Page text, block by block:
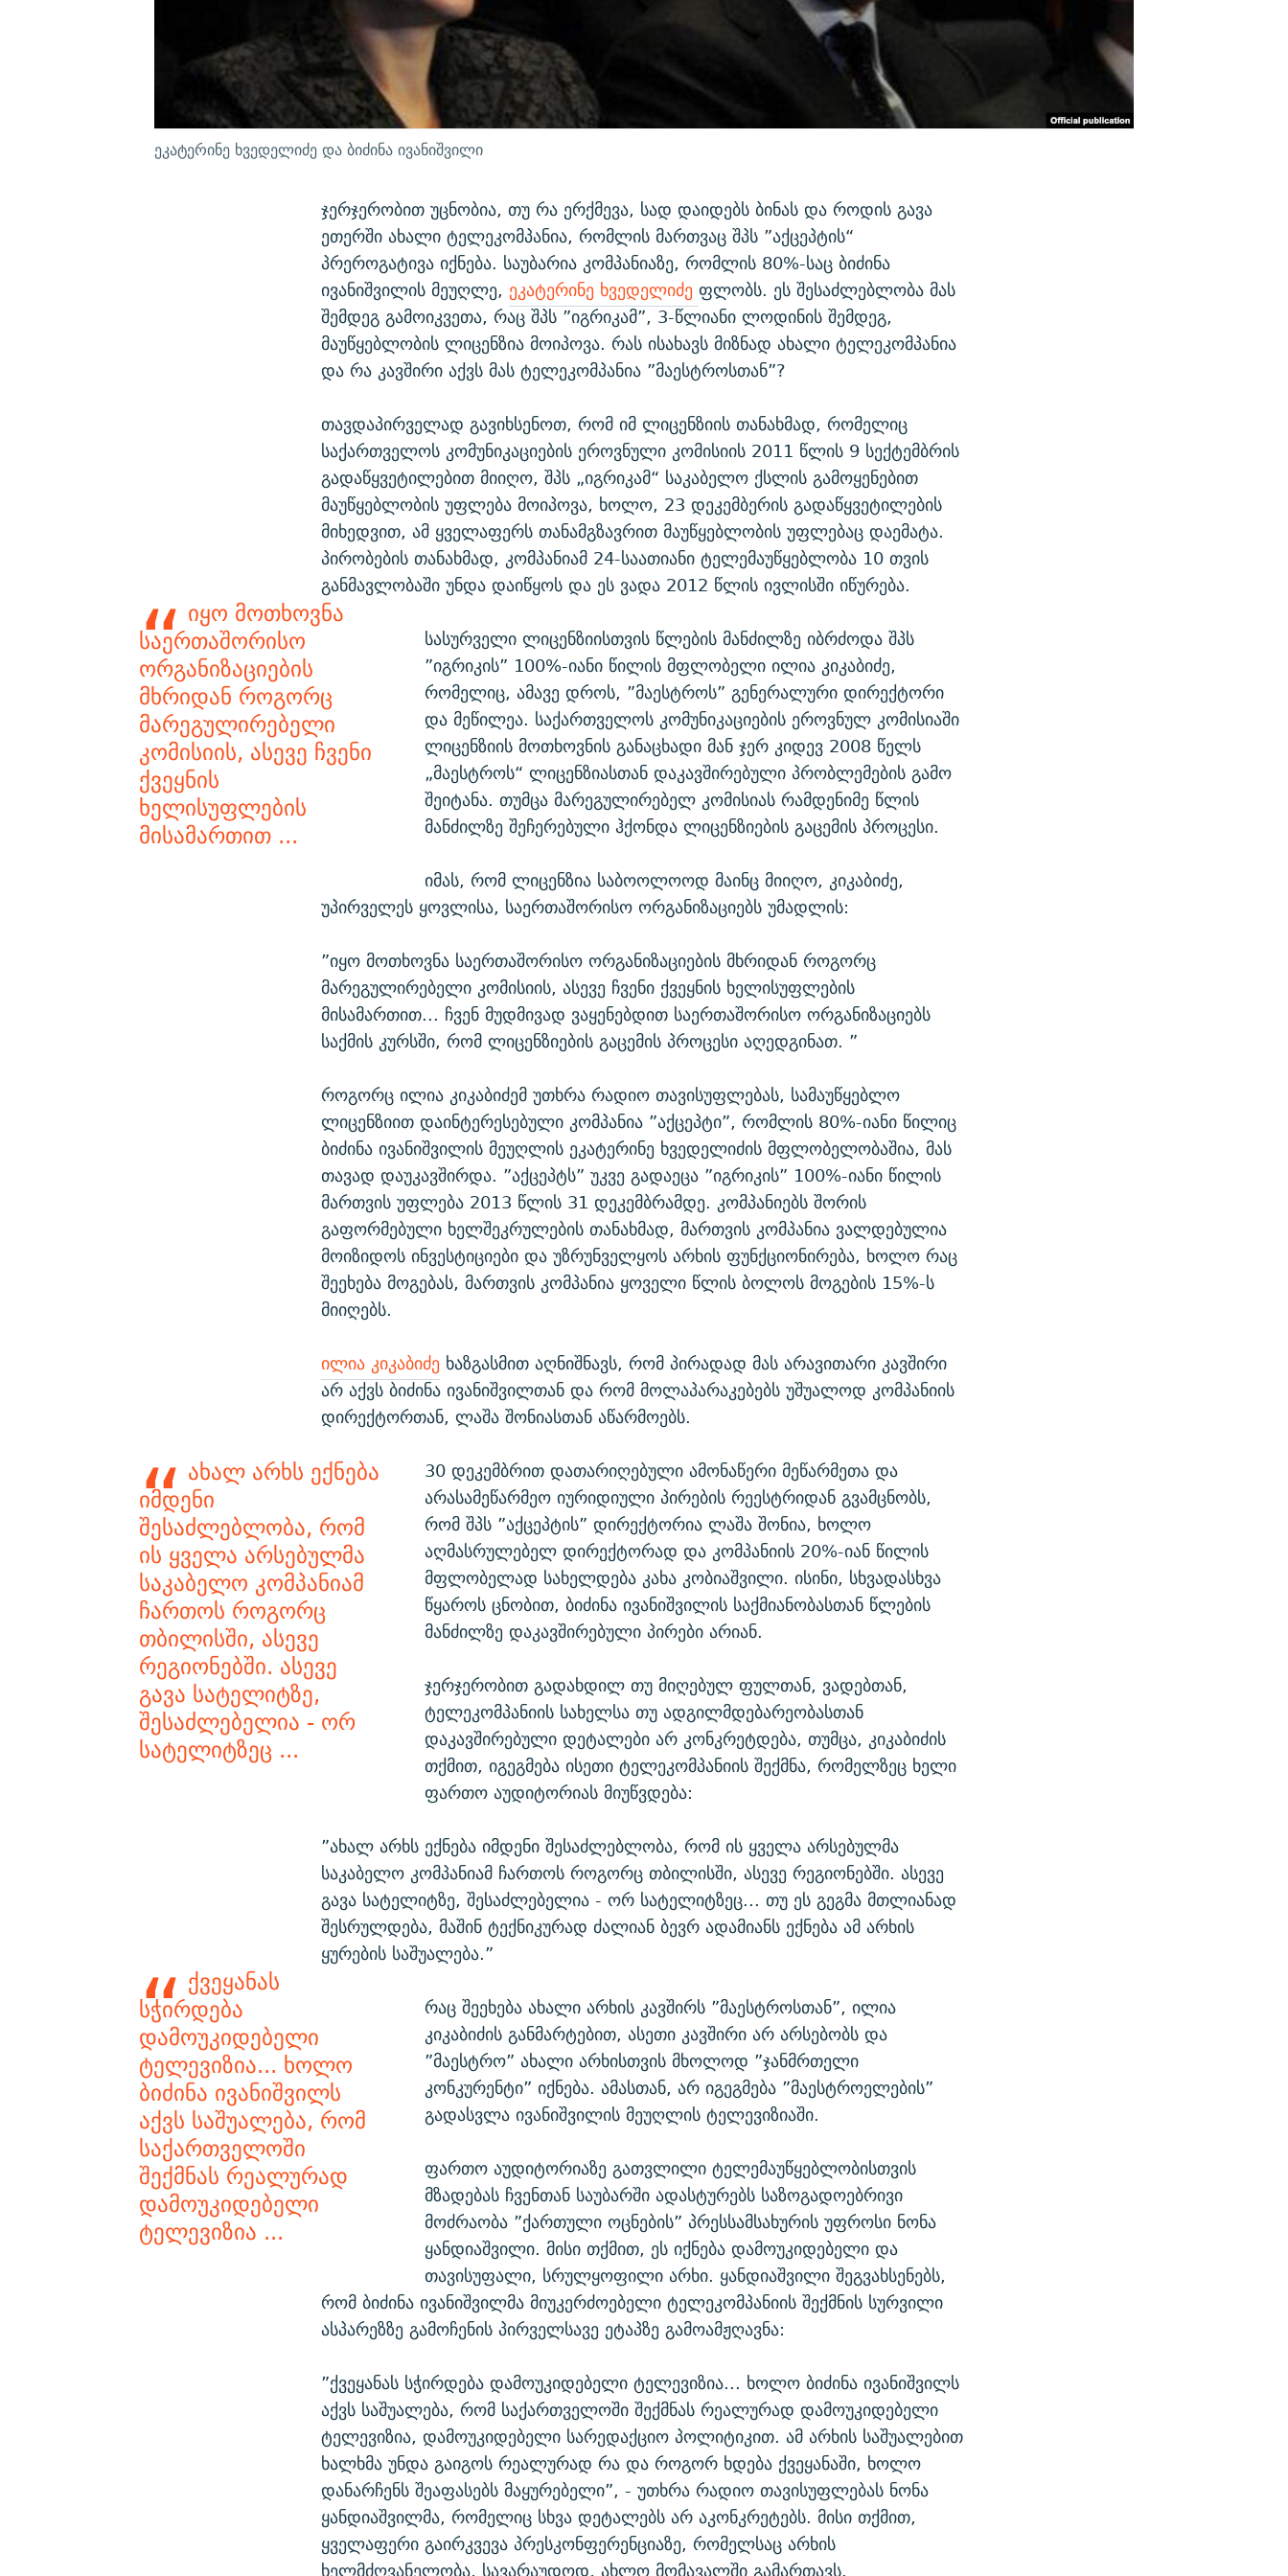
ეკატერინე ხვედელიძე და ბიძინა ივანიშვილი
ჯერჯერობით უცნობია, თუ რა ერქმევა, სად დაიდებს ბინას და როდის გავა
ეთერში ახალი ტელეკომპანია, რომლის მართვაც შპს ”აქცეპტის“
პრეროგატივა იქნება. საუბარია კომპანიაზე, რომლის 80%-საც ბიძინა
ივანიშვილის მეუღლე, ეკატერინე ხვედელიძეფლობს. ეს შესაძლებლობა მას
შემდეგ გამოიკვეთა, რაც შპს ”იგრიკამ”, 3-წლიანი ლოდინის შემდეგ,
მაუწყებლობის ლიცენზია მოიპოვა. რას ისახავს მიზნად ახალი ტელეკომპანია
და რა კავშირი აქვს მას ტელეკომპანია ”მაესტროსთან”?
თავდაპირველად გავიხსენოთ, რომ იმ ლიცენზიის თანახმად, რომელიც
საქართველოს კომუნიკაციების ეროვნული კომისიის 2011 წლის 9 სექტემბრის
გადაწყვეტილებით მიიღო, შპს „იგრიკამ“ საკაბელო ქსლის გამოყენებით
მაუწყებლობის უფლება მოიპოვა, ხოლო, 23 დეკემბერის გადაწყვეტილების
მიხედვით, ამ ყველაფერს თანამგზავრით მაუწყებლობის უფლებაც დაემატა.
პირობების თანახმად, კომპანიამ 24-საათიანი ტელემაუწყებლობა 10 თვის
განმავლობაში უნდა დაიწყოს და ეს ვადა 2012 წლის ივლისში იწურება.
იყო მოთხოვნა
საერთაშორისო
ორგანიზაციების
მხრიდან როგორც
მარეგულირებელი
კომისიის, ასევე ჩვენი
ქვეყნის
ხელისუფლების
მისამართით ...
სასურველი ლიცენზიისთვის წლების მანძილზე იბრძოდა შპს
”იგრიკის” 100%-იანი წილის მფლობელი ილია კიკაბიძე,
რომელიც, ამავე დროს, ”მაესტროს” გენერალური დირექტორი
და მეწილეა. საქართველოს კომუნიკაციების ეროვნულ კომისიაში
ლიცენზიის მოთხოვნის განაცხადი მან ჯერ კიდევ 2008 წელს
„მაესტროს“ ლიცენზიასთან დაკავშირებული პრობლემების გამო
შეიტანა. თუმცა მარეგულირებელ კომისიას რამდენიმე წლის
მანძილზე შეჩერებული ჰქონდა ლიცენზიების გაცემის პროცესი.
იმას, რომ ლიცენზია საბოოლოოდ მაინც მიიღო, კიკაბიძე,
უპირველეს ყოვლისა, საერთაშორისო ორგანიზაციებს უმადლის:
”იყო მოთხოვნა საერთაშორისო ორგანიზაციების მხრიდან როგორც
მარეგულირებელი კომისიის, ასევე ჩვენი ქვეყნის ხელისუფლების
მისამართით... ჩვენ მუდმივად ვაყენებდით საერთაშორისო ორგანიზაციებს
საქმის კურსში, რომ ლიცენზიების გაცემის პროცესი აღედგინათ. ”
როგორც ილია კიკაბიძემ უთხრა რადიო თავისუფლებას, სამაუწყებლო
ლიცენზიით დაინტერესებული კომპანია ”აქცეპტი”, რომლის 80%-იანი წილიც
ბიძინა ივანიშვილის მეუღლის ეკატერინე ხვედელიძის მფლობელობაშია, მას
თავად დაუკავშირდა. ”აქცეპტს” უკვე გადაეცა ”იგრიკის” 100%-იანი წილის
მართვის უფლება 2013 წლის 31 დეკემბრამდე. კომპანიებს შორის
გაფორმებული ხელშეკრულების თანახმად, მართვის კომპანია ვალდებულია
მოიზიდოს ინვესტიციები და უზრუნველყოს არხის ფუნქციონირება, ხოლო რაც
შეეხება მოგებას, მართვის კომპანია ყოველი წლის ბოლოს მოგების 15%-ს
მიიღებს.
ილია კიკაბიძე ხაზგასმით აღნიშნავს, რომ პირადად მას არავითარი კავშირი
არ აქვს ბიძინა ივანიშვილთან და რომ მოლაპარაკებებს უშუალოდ კომპანიის
დირექტორთან, ლაშა შონიასთან აწარმოებს.
ახალ არხს ექნება
იმდენი
შესაძლებლობა, რომ
ის ყველა არსებულმა
საკაბელო კომპანიამ
ჩართოს როგორც
თბილისში, ასევე
რეგიონებში. ასევე
გავა სატელიტზე,
შესაძლებელია - ორ
სატელიტზეც ...
30 დეკემბრით დათარიღებული ამონაწერი მეწარმეთა და
არასამეწარმეო იურიდიული პირების რეესტრიდან გვამცნობს,
რომ შპს ”აქცეპტის” დირექტორია ლაშა შონია, ხოლო
აღმასრულებელ დირექტორად და კომპანიის 20%-იან წილის
მფლობელად სახელდება კახა კობიაშვილი. ისინი, სხვადასხვა
წყაროს ცნობით, ბიძინა ივანიშვილის საქმიანობასთან წლების
მანძილზე დაკავშირებული პირები არიან.
ჯერჯერობით გადახდილ თუ მიღებულ ფულთან, ვადებთან,
ტელეკომპანიის სახელსა თუ ადგილმდებარეობასთან
დაკავშირებული დეტალები არ კონკრეტდება, თუმცა, კიკაბიძის
თქმით, იგეგმება ისეთი ტელეკომპანიის შექმნა, რომელზეც ხელი
ფართო აუდიტორიას მიუწვდება:
”ახალ არხს ექნება იმდენი შესაძლებლობა, რომ ის ყველა არსებულმა
საკაბელო კომპანიამ ჩართოს როგორც თბილისში, ასევე რეგიონებში. ასევე
გავა სატელიტზე, შესაძლებელია - ორ სატელიტზეც... თუ ეს გეგმა მთლიანად
შესრულდება, მაშინ ტექნიკურად ძალიან ბევრ ადამიანს ექნება ამ არხის
ყურების საშუალება.”
ქვეყანას
სჭირდება
დამოუკიდებელი
ტელევიზია... ხოლო
ბიძინა ივანიშვილს
აქვს საშუალება, რომ
საქართველოში
შექმნას რეალურად
დამოუკიდებელი
ტელევიზია ...
რაც შეეხება ახალი არხის კავშირს ”მაესტროსთან”, ილია
კიკაბიძის განმარტებით, ასეთი კავშირი არ არსებობს და
”მაესტრო” ახალი არხისთვის მხოლოდ ”ჯანმრთელი
კონკურენტი” იქნება. ამასთან, არ იგეგმება ”მაესტროელების”
გადასვლა ივანიშვილის მეუღლის ტელევიზიაში.
ფართო აუდიტორიაზე გათვლილი ტელემაუწყებლობისთვის
მზადებას ჩვენთან საუბარში ადასტურებს საზოგადოებრივი
მოძრაობა ”ქართული ოცნების” პრესსამსახურის უფროსი ნონა
ყანდიაშვილი. მისი თქმით, ეს იქნება დამოუკიდებელი და
თავისუფალი, სრულყოფილი არხი. ყანდიაშვილი შეგვახსენებს,
რომ ბიძინა ივანიშვილმა მიუკერძოებელი ტელეკომპანიის შექმნის სურვილი
ასპარეზზე გამოჩენის პირველსავე ეტაპზე გამოამჟღავნა:
”ქვეყანას სჭირდება დამოუკიდებელი ტელევიზია... ხოლო ბიძინა ივანიშვილს
აქვს საშუალება, რომ საქართველოში შექმნას რეალურად დამოუკიდებელი
ტელევიზია, დამოუკიდებელი სარედაქციო პოლიტიკით. ამ არხის საშუალებით
ხალხმა უნდა გაიგოს რეალურად რა და როგორ ხდება ქვეყანაში, ხოლო
დანარჩენს შეაფასებს მაყურებელი”, - უთხრა რადიო თავისუფლებას ნონა
ყანდიაშვილმა, რომელიც სხვა დეტალებს არ აკონკრეტებს. მისი თქმით,
ყველაფერი გაირკვევა პრესკონფერენციაზე, რომელსაც არხის